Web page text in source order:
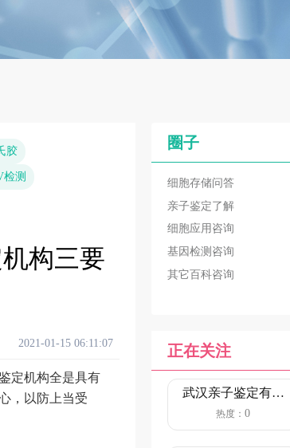
胶
测
构三要
2021-01-15 06:11:07
定机构全是具有
，以防上当受
圈子
细胞存储问答
亲子鉴定了解
细胞应用咨询
基因检测咨询
其它百科咨询
正在关注
武汉亲子鉴定有哪
些医院（多少钱
热度： 0